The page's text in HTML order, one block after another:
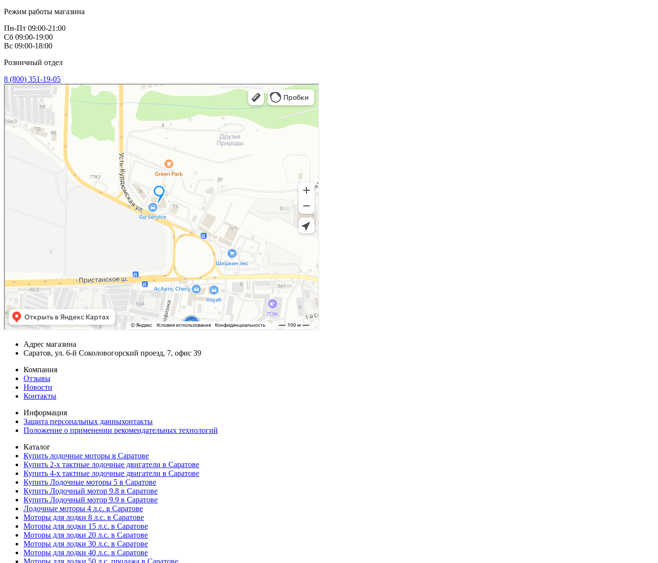
Режим работы магазина
Пн-Пт 09:00-21:00
Сб 09:00-19:00
Вс 09:00-18:00
Розничный отдел
8 (800) 351-19-05
Адрес магазина
Саратов, ул. 6-й Соколовогорский проезд, 7, офис 39
Компания
Отзывы
Новости
Контакты
Информация
Защита персональных данныхонтакты
Положение о применении рекомендательных технологий
Каталог
Купить лодочные моторы в Саратове
Купить 2-х тактные лодочные двигатели в Саратове
Купить 4-х тактные лодочные двигатели в Саратове
Купить Лодочные моторы 5 в Саратове
Купить Лодочный мотор 9.8 в Саратове
Купить Лодочный мотор 9.9 в Саратове
Лодочные моторы 4 л.с. в Саратове
Моторы для лодки 8 л.с. в Саратове
Моторы для лодки 15 л.с. в Саратове
Моторы для лодки 20 л.с. в Саратове
Моторы для лодки 30 л.с. в Саратове
Моторы для лодки 40 л.с. в Саратове